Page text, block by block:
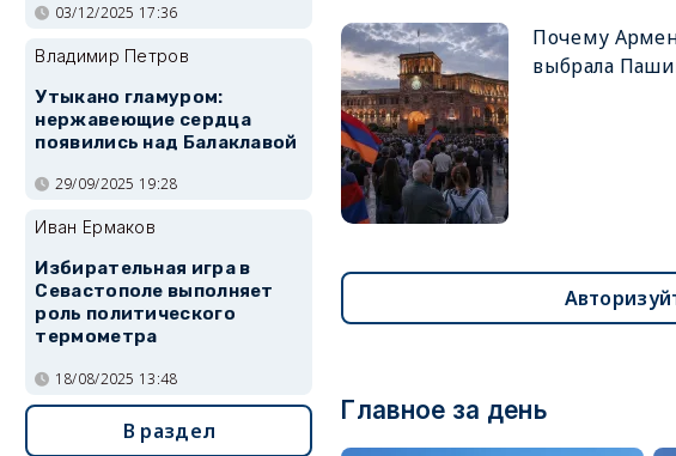
Почему
выбрала
Главное за день
03/12/2025 17:36
Владимир Петров
Утыкано гламуром:
нержавеющие сердца
появились над Балаклавой
29/09/2025 19:28
Иван Ермаков
Избирательная игра в
Севастополе выполняет
роль политического
термометра
18/08/2025 13:48
В раздел